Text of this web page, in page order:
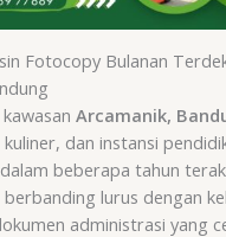
Fotocopy Bulanan
Arcamanik,
kuliner, dan instansi
beberapa tahun
lurus dengan
administrasi yang